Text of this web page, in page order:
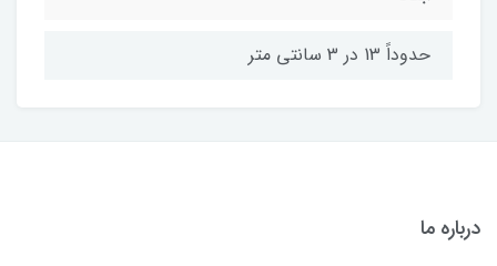
حدوداً 13 در 3 سانتی متر
درباره ما